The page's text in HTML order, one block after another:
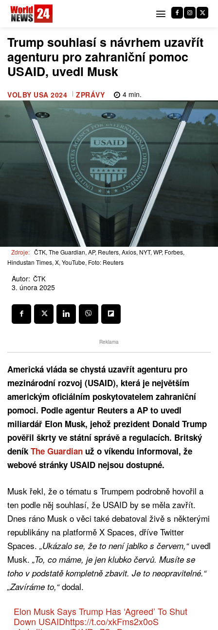
Trump souhlasí s návrhem uzavřít
agenturu pro zahraniční pomoc
USAID, uvedl Musk
VOLBY USA 2024 ZPRÁVY 4 min.
Zdroje: ČTK, The Guardian, AP, Reuters, Axios, NYT, WP, Forbes,
Hindustan Times, X, YouTube, Foto: Reuters
Autor: ČTK
3. února 2025
Reklama
Americká vláda se chystá uzavřít agenturu pro
mezinárodní rozvoj (USAID), která je největším
americkým oficiálním poskytovatelem zahraniční
pomoci. Podle agentur Reuters a AP to uvedl
miliardář Elon Musk, jehož prezident Donald Trump
pověřil škrty ve státní správě a regulacích. Britský
deník The Guardian už o víkendu informoval, že
webové stránky USAID nejsou dostupné.
Musk řekl, že o tématu s Trumpem podrobně hovořil a
ten podle něj souhlasí, že USAID by se měla zavřít.
Dnes ráno Musk o věci také debatoval živě s některými
republikány na platformě X Spaces, dříve Twitter
Spaces. „Ukázalo se, že to není jablko s červem,“uvedl
Musk. „To, co máme, je jen klubko červů. Musíte se
toho v podstatě kompletně zbavit. Je to neopravitelné.“
„Zavíráme to,“dodal.
Elon Musk Says Trump Has ‘Agreed’ To Shut
Down USAIDhttps://t.co/xkFms2x0oS